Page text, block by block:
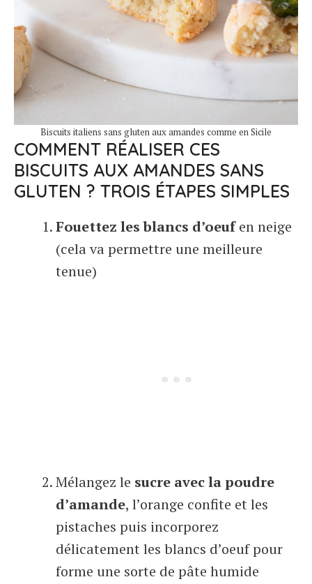
Biscuits italiens sans gluten aux amandes comme en Sicile
COMMENT RÉALISER CES
BISCUITS AUX AMANDES SANS
GLUTEN ? TROIS ÉTAPES SIMPLES
Fouettez les blancs d’oeufen neige
(cela va permettre une meilleure
tenue)
Mélangez le sucre avec la poudre
d’amande, l’orange confite et les
pistaches puis incorporez
délicatement les blancs d’oeuf pour
forme une sorte de pâte humide